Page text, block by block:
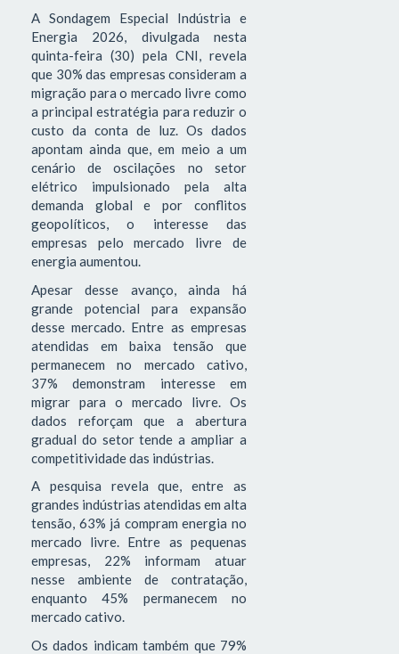
A Sondagem Especial Indústria e
Energia 2026, divulgada nesta
quinta-feira (30) pela CNI, revela
que 30% das empresas consideram a
migração para o mercado livre como
a principal estratégia para reduzir o
custo da conta de luz. Os dados
apontam ainda que, em meio a um
cenário de oscilações no setor
elétrico impulsionado pela alta
demanda global e por conflitos
geopolíticos, o interesse das
empresas pelo mercado livre de
energia aumentou.
Apesar desse avanço, ainda há
grande potencial para expansão
desse mercado. Entre as empresas
atendidas em baixa tensão que
permanecem no mercado cativo,
37% demonstram interesse em
migrar para o mercado livre. Os
dados reforçam que a abertura
gradual do setor tende a ampliar a
competitividade das indústrias.
A pesquisa revela que, entre as
grandes indústrias atendidas em alta
tensão, 63% já compram energia no
mercado livre. Entre as pequenas
empresas, 22% informam atuar
nesse ambiente de contratação,
enquanto 45% permanecem no
mercado cativo.
Os dados indicam também que 79%